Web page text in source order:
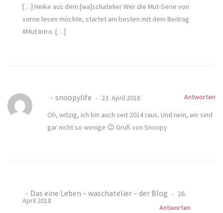
[…] Heike aus dem [wa]schatelier Wer die Mut-Serie von
vorne lesen möchte, startet am besten mit dem Beitrag
#Mut Intro. […]
snoopylife 23. April 2018
Antworten
Oh, witzig, ich bin auch seit 2014 raus. Und nein, wir sind
gar nicht so wenige 😉 Gruß von Snoopy
Das eine Leben – waschatelier – der Blog 26.
April 2018
Antworten